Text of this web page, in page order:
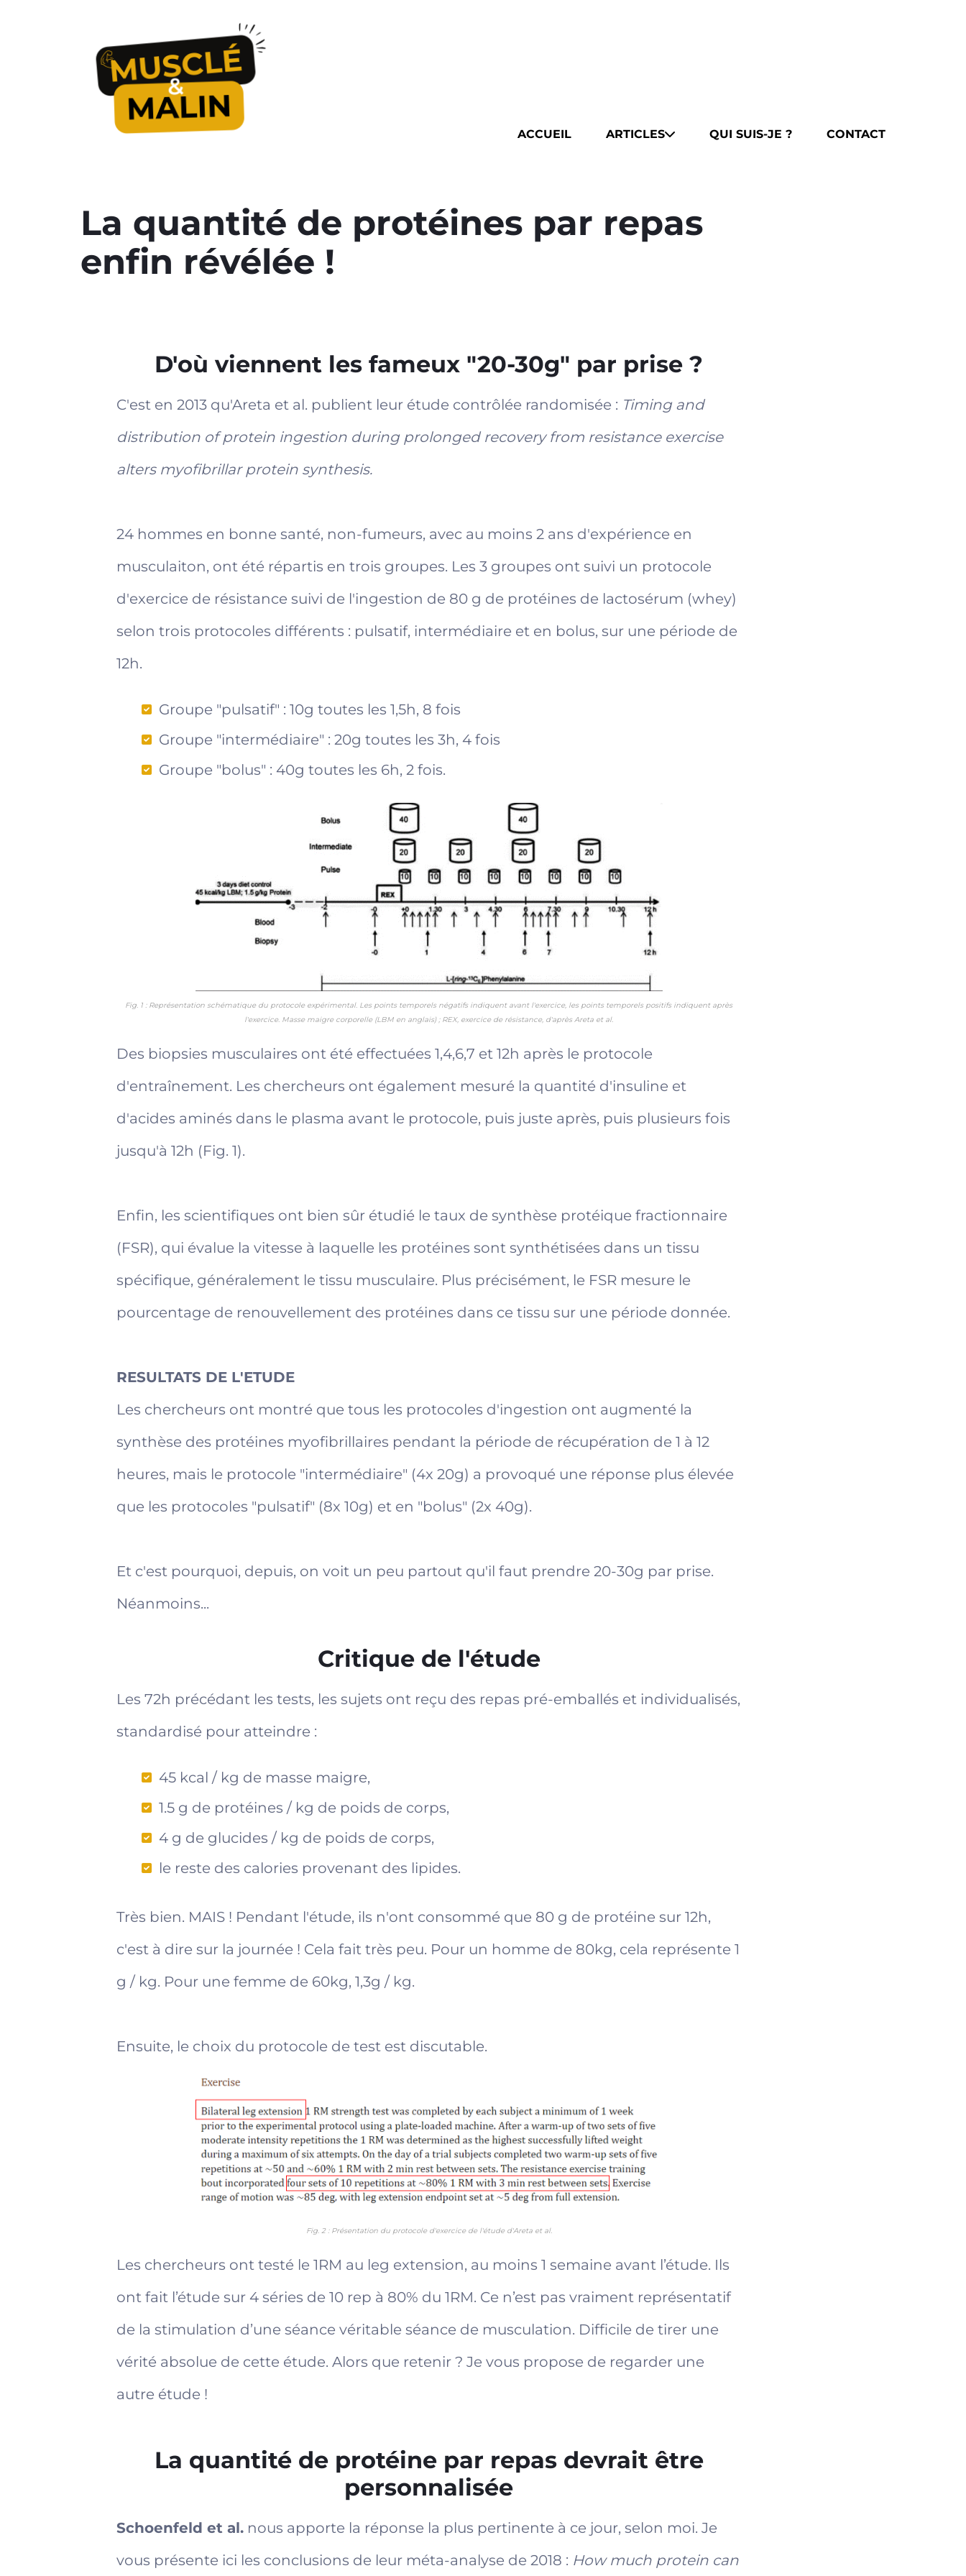
ACCUEIL ARTICLES QUI SUIS-JE ? CONTACT
La quantité de protéines par repas
enfin révélée !
D'où viennent les fameux "20-30g" par prise ?
C'est en 2013 qu'Areta et al. publient leur étude contrôlée randomisée : Timing and
distribution of protein ingestion during prolonged recovery from resistance exercise
alters myofibrillar protein synthesis.
24 hommes en bonne santé, non-fumeurs, avec au moins 2 ans d'expérience en
musculaiton, ont été répartis en trois groupes. Les 3 groupes ont suivi un protocole
d'exercice de résistance suivi de l'ingestion de 80 g de protéines de lactosérum (whey)
selon trois protocoles différents : pulsatif, intermédiaire et en bolus, sur une période de
12h.
Groupe "pulsatif" : 10g toutes les 1,5h, 8 fois
Groupe "intermédiaire" : 20g toutes les 3h, 4 fois
Groupe "bolus" : 40g toutes les 6h, 2 fois.
Fig. 1 : Représentation schématique du protocole expérimental. Les points temporels négatifs indiquent avant l'exercice, les points temporels positifs indiquent après
l'exercice. Masse maigre corporelle (LBM en anglais) ; REX, exercice de résistance, d'après Areta et al.
Des biopsies musculaires ont été effectuées 1,4,6,7 et 12h après le protocole
d'entraînement. Les chercheurs ont également mesuré la quantité d'insuline et
d'acides aminés dans le plasma avant le protocole, puis juste après, puis plusieurs fois
jusqu'à 12h (Fig. 1).
Enfin, les scientifiques ont bien sûr étudié le taux de synthèse protéique fractionnaire
(FSR), qui évalue la vitesse à laquelle les protéines sont synthétisées dans un tissu
spécifique, généralement le tissu musculaire. Plus précisément, le FSR mesure le
pourcentage de renouvellement des protéines dans ce tissu sur une période donnée.
RESULTATS DE L'ETUDE
Les chercheurs ont montré que tous les protocoles d'ingestion ont augmenté la
synthèse des protéines myofibrillaires pendant la période de récupération de 1 à 12
heures, mais le protocole "intermédiaire" (4x 20g) a provoqué une réponse plus élevée
que les protocoles "pulsatif" (8x 10g) et en "bolus" (2x 40g).
Et c'est pourquoi, depuis, on voit un peu partout qu'il faut prendre 20-30g par prise.
Néanmoins...
Critique de l'étude
Les 72h précédant les tests, les sujets ont reçu des repas pré-emballés et individualisés,
standardisé pour atteindre :
45 kcal / kg de masse maigre,
1.5 g de protéines / kg de poids de corps,
4 g de glucides / kg de poids de corps,
le reste des calories provenant des lipides.
Très bien. MAIS ! Pendant l'étude, ils n'ont consommé que 80 g de protéine sur 12h,
c'est à dire sur la journée ! Cela fait très peu. Pour un homme de 80kg, cela représente 1
g / kg. Pour une femme de 60kg, 1,3g / kg.
Ensuite, le choix du protocole de test est discutable.
Fig. 2 : Présentation du protocole d'exercice de l'étude d'Areta et al.
Les chercheurs ont testé le 1RM au leg extension, au moins 1 semaine avant l’étude. Ils
ont fait l’étude sur 4 séries de 10 rep à 80% du 1RM. Ce n’est pas vraiment représentatif
de la stimulation d’une séance véritable séance de musculation. Difficile de tirer une
vérité absolue de cette étude. Alors que retenir ? Je vous propose de regarder une
autre étude !
La quantité de protéine par repas devrait être
personnalisée
Schoenfeld et al. nous apporte la réponse la plus pertinente à ce jour, selon moi. Je
vous présente ici les conclusions de leur méta-analyse de 2018 : How much protein can